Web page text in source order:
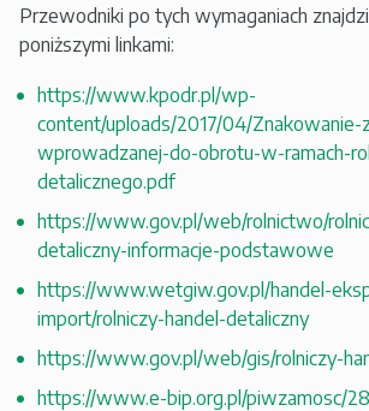
Przewodniki po tych wymaganiach
poniższymi linkami:
https://www.kpodr.pl/wp-
content/uploads/2017/04/Znakowanie-
wprowadzanej-do-obrotu-w-ramach-
detalicznego.pdf
https://www.gov.pl/web/rolnictwo/
detaliczny-informacje-podstawowe
https://www.wetgiw.gov.pl/handel-
import/rolniczy-handel-detaliczny
https://www.gov.pl/web/gis/rolniczy-
https://www.e-bip.org.pl/piwzamosc/